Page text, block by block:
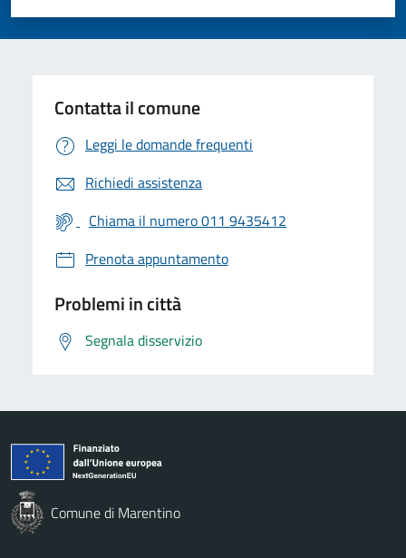
Valuta 5 stelle su 5
Valuta 4 stelle su 5
Valuta 3 stelle su 5
Valuta 2 stelle su 5
Valuta 1 stelle su 5
Contatta il comune
Leggi le domande frequenti
Richiedi assistenza
Chiama il numero 011 9435412
Prenota appuntamento
Problemi in città
Segnala disservizio
Comune di Marentino